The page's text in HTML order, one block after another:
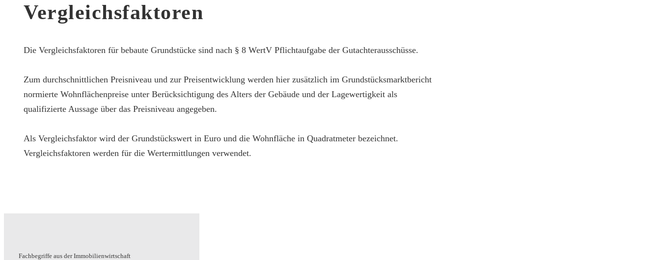
Vergleichsfaktoren
Die Vergleichsfaktoren für bebaute Grundstücke sind nach § 8 WertV Pflichtaufgabe der Gutachterausschüsse.
Zum durchschnittlichen Preisniveau und zur Preisentwicklung werden hier zusätzlich im Grundstücksmarktbericht
normierte Wohnflächenpreise unter Berücksichtigung des Alters der Gebäude und der Lagewertigkeit als
qualifizierte Aussage über das Preisniveau angegeben.
Als Vergleichsfaktor wird der Grundstückswert in Euro und die Wohnfläche in Quadratmeter bezeichnet.
Vergleichsfaktoren werden für die Wertermittlungen verwendet.
Fachbegriffe aus der Immobilienwirtschaft